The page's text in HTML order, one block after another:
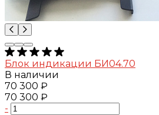
Блок индикации БИ04.70
В наличии
70 300 ₽
70 300 ₽
-